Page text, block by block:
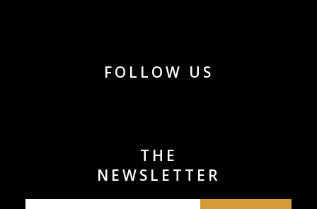
FOLLOW US
THE
NEWSLETTER